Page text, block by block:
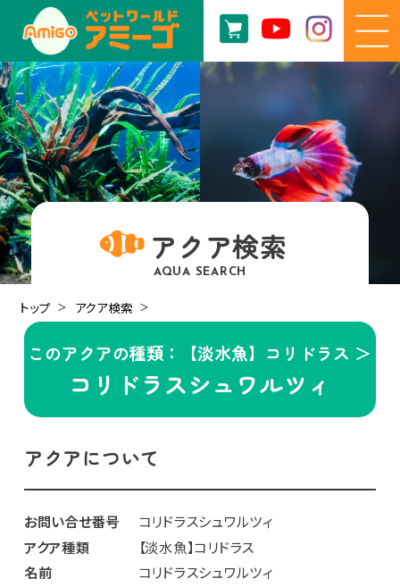
アクア検索
AQUA SEARCH
トップ アクア検索
このアクアの種類：【淡水魚】コリドラス ＞
コリドラスシュワルツィ
アクアについて
お問い合せ番号
コリドラスシュワルツィ
アクア種類
【淡水魚】コリドラス
名前
コリドラスシュワルツィ